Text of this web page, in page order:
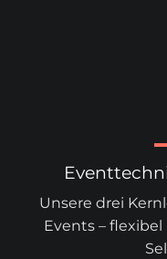
Unsere drei
Events –